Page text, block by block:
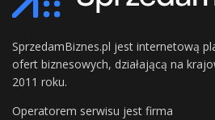
SprzedamBiznes.pl jest internetową
ofert biznesowych, działającą na
2011 roku.
Operatorem serwisu jest firma